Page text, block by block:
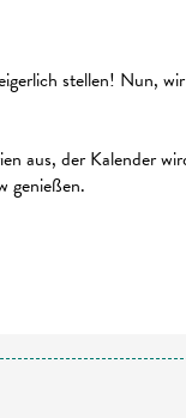
stellen! Nun,
aus, der Kalender
genießen.